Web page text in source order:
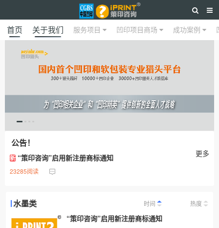
首页 关于我们 服务项目 凹印项目商场 成功案例
公告！
更多
新 “策印咨询”启用新注册商标通知
23285阅读
水墨类 时间 热度
“策印咨询”启用新注册商标通知